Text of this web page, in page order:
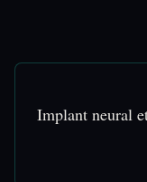
Implant neural